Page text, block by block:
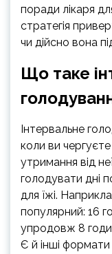
поради лікаря
стратегія
чи дійсно вона
Що таке
Інтервальне
коли ви
утримання від
голодувати дні
для їжі.
популярний: 16
упродовж 8
Є й інші